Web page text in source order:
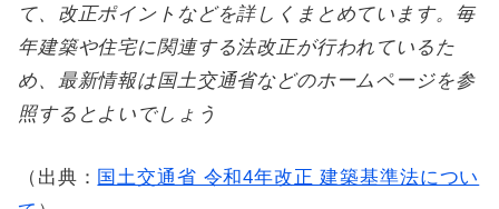
て、改正ポイントなどを詳しくまとめています。毎
年建築や住宅に関連する法改正が行われているた
め、最新情報は国土交通省などのホームページを参
照するとよいでしょう
（出典： 国土交通省 令和4年改正 建築基準法につい